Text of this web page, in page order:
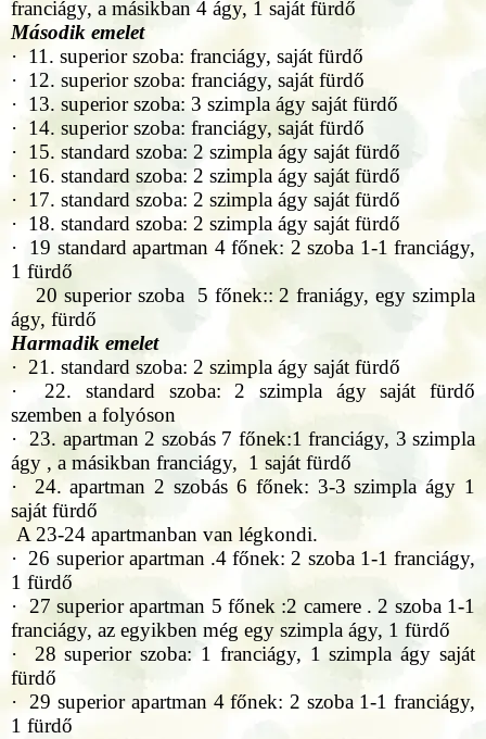
franciágy, a másikban 4 ágy, 1 saját fürdő
Második emelet
· 11. superior szoba: franciágy, saját fürdő
· 12. superior szoba: franciágy, saját fürdő
· 13. superior szoba: 3 szimpla ágy saját fürdő
· 14. superior szoba: franciágy, saját fürdő
· 15. standard szoba: 2 szimpla ágy saját fürdő
· 16. standard szoba: 2 szimpla ágy saját fürdő
· 17. standard szoba: 2 szimpla ágy saját fürdő
· 18. standard szoba: 2 szimpla ágy saját fürdő
· 19 standard apartman 4 főnek: 2 szoba 1-1 franciágy,
1 fürdő
20 superior szoba 5 főnek:: 2 franiágy, egy szimpla
ágy, fürdő
Harmadik emelet
· 21. standard szoba: 2 szimpla ágy saját fürdő
· 22. standard szoba: 2 szimpla ágy saját fürdő
szemben a folyóson
· 23. apartman 2 szobás 7 főnek:1 franciágy, 3 szimpla
ágy , a másikban franciágy, 1 saját fürdő
· 24. apartman 2 szobás 6 főnek: 3-3 szimpla ágy 1
saját fürdő
A 23-24 apartmanban van légkondi.
· 26 superior apartman .4 főnek: 2 szoba 1-1 franciágy,
1 fürdő
· 27 superior apartman 5 főnek :2 camere . 2 szoba 1-1
franciágy, az egyikben még egy szimpla ágy, 1 fürdő
· 28 superior szoba: 1 franciágy, 1 szimpla ágy saját
fürdő
· 29 superior apartman 4 főnek: 2 szoba 1-1 franciágy,
1 fürdő